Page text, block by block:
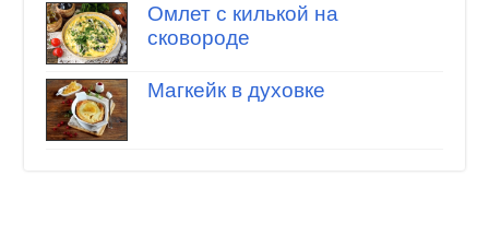
Омлет с килькой на
сковороде
Магкейк в духовке